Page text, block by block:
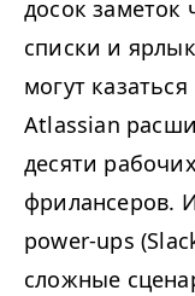
досок
списки и
могут
Atlassian
десяти
фрилансеров.
power-ups
сложные